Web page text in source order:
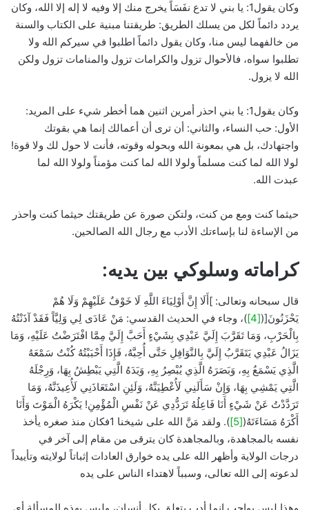
وكان يقول1: يا بني لا تدع نفَسَاً يخرج منك إلا وفيه لا إله إلا الله، وكان
يردد دائماً لكل من يسلك الطريق: طريقتنا مبنية على الكتاب والسنة
من خالفهما ليس منا، وكان يقول دائماً اطلبوا في سيركم الله ولا
تطلبوا سواه، فالأحوال تزول والكرامات تزول والمنامات تزول ولكن
الله لا يزول.
وكان يقول1: يا بني احذر أمرين اثنين هما أخطر شيء على المريد:
الأول: حب النساء، والثاني: أن ترى أن أعمالك إنما هي بقوتك
واجتهادك، بل هي بمعونة الله وبحوله وقوته، فأنت لا حول لك ولا قوة!
لولا الله لما كنت مسلماً ولولا الله لما كنت مؤمناً ولولا الله لما
عبدت الله.
حيثما كنت ومع من كنت، ولتكن صورة عن طريقتك حيثما كنت واحذر
من الإساءة لنا بإساءتك الأدب مع رجال الله الصالحين.
كراماته وسلوكي بين يديه:
قال سبحانه وتعالى: ]أَلَا إِنَّ أَوْلِيَاءَ اللَّهِ لَا خَوْفٌ عَلَيْهِمْ وَلَا هُمْ
يَحْزَنُونَ[([4]
)، وجاء في الحديث القدسي: مَنْ عَادَى لِي وَلِيَّاً فَقَدْ آذَنْتُهُ
بِالْحَرْبِ، وَمَا تَقَرَّبَ إِلَيَّ عَبْدِي بِشَيْءٍ أَحَبَّ إِلَيَّ مِمَّا افْتَرَضْتُ عَلَيْهِ، وَمَا
يَزَالُ عَبْدِي يَتَقَرَّبُ إِلَيَّ بِالنَّوَافِلِ حَتَّى أُحِبَّهُ، فَإِذَا أَحْبَبْتُهُ كُنْتُ سَمْعَهُ
الَّذِي يَسْمَعُ بِهِ، وَبَصَرَهُ الَّذِي يُبْصِرُ بِهِ، وَيَدَهُ الَّتِي يَبْطِشُ بِهَا، وَرِجْلَهُ
الَّتِي يَمْشِي بِهَا، وَإِنْ سَأَلَنِي لَأُعْطِيَنَّهُ، وَلَئِنِ اسْتَعَاذَنِي لَأُعِيذَنَّهُ، وَمَا
تَرَدَّدْتُ عَنْ شَيْءٍ أَنَا فَاعِلُهُ تَرَدُّدِي عَنْ نَفْسِ الْمُؤْمِنِ! يَكْرَهُ الْمَوْتَ وَأَنَا
أَكْرَهُ مَسَاءَتَهُ([5]
). ولقد مَنَّ الله على شيخنا 1فكان منذ صغره يأخذ
نفسه بالمجاهدة، وبالمجاهدة كان يترقى من مقام إلى آخر في
درجات الولاية وأظهر الله على يده خوارق العادات إثباتاً لولايته وتأييداً
لدعوته إلى الله تعالى، وسبباً لاهتداء الناس على يده